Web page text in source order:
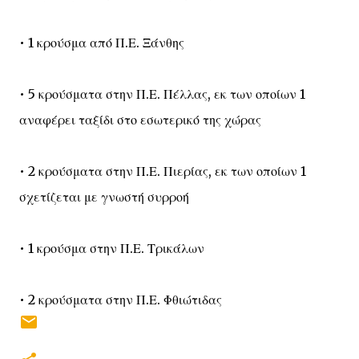
• 1 κρούσμα από Π.Ε. Ξάνθης
• 5 κρούσματα στην Π.Ε. Πέλλας, εκ των οποίων 1
αναφέρει ταξίδι στο εσωτερικό της χώρας
• 2 κρούσματα στην Π.Ε. Πιερίας, εκ των οποίων 1
σχετίζεται με γνωστή συρροή
• 1 κρούσμα στην Π.Ε. Τρικάλων
• 2 κρούσματα στην Π.Ε. Φθιώτιδας